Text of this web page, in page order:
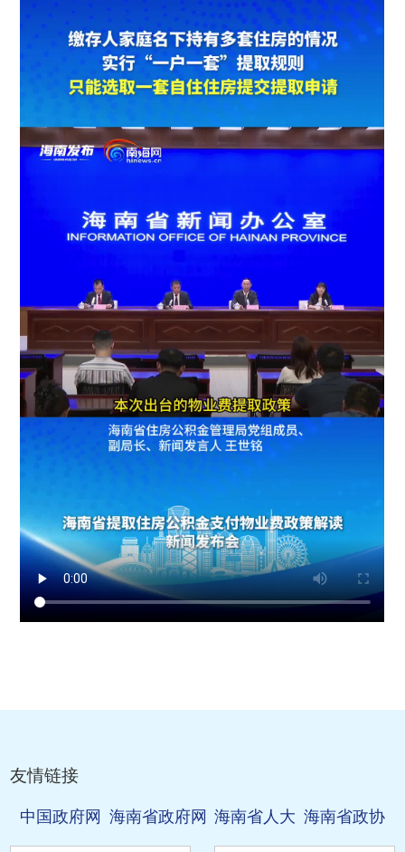
友情链接
中国政府网 海南省政府网 海南省人大 海南省政协